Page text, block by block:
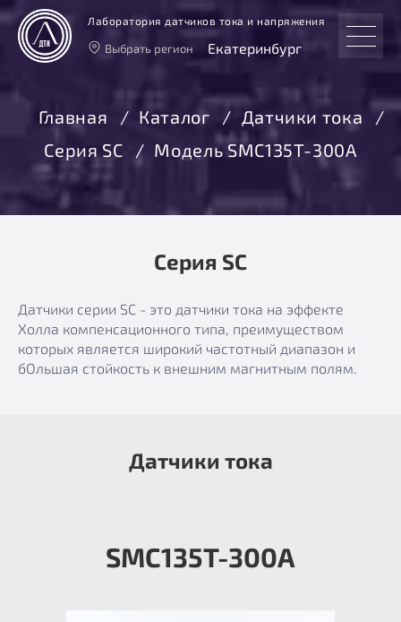
Лаборатория датчиков тока и напряжения
Выбрать регион Екатеринбург
Москва
Санкт-Петербург
Екатеринбург
Новосибирск
Главная Каталог
Датчики тока
Серия SC
Модель SMC135T-300A
Серия SC
Датчики серии SC - это датчики тока на эффекте
Холла компенсационного типа, преимуществом
которых является широкий частотный диапазон и
бОльшая стойкость к внешним магнитным полям.
Датчики тока
SMC135T-300A